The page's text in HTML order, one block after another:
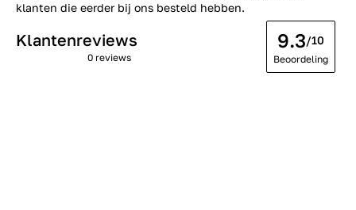
klanten die eerder bij ons besteld hebben.
Klantenreviews
0 reviews
9.3/10
Beoordeling